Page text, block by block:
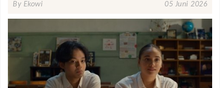
By Ekowi 05 Juni 2026